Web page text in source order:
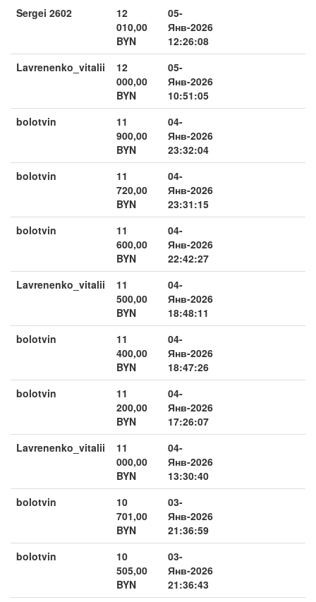
Sergei 2602
12
010,00
BYN
05-
Янв-2026
12:26:08
Lavrenenko_vitalii
12
000,00
BYN
05-
Янв-2026
10:51:05
bolotvin
11
900,00
BYN
04-
Янв-2026
23:32:04
bolotvin
11
720,00
BYN
04-
Янв-2026
23:31:15
bolotvin
11
600,00
BYN
04-
Янв-2026
22:42:27
Lavrenenko_vitalii
11
500,00
BYN
04-
Янв-2026
18:48:11
bolotvin
11
400,00
BYN
04-
Янв-2026
18:47:26
bolotvin
11
200,00
BYN
04-
Янв-2026
17:26:07
Lavrenenko_vitalii
11
000,00
BYN
04-
Янв-2026
13:30:40
bolotvin
10
701,00
BYN
03-
Янв-2026
21:36:59
bolotvin
10
505,00
BYN
03-
Янв-2026
21:36:43